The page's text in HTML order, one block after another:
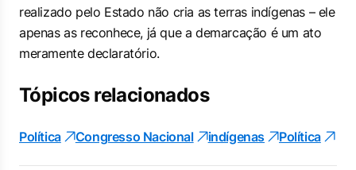
realizado pelo Estado não cria as terras indígenas – ele
apenas as reconhece, já que a demarcação é um ato
meramente declaratório.
Tópicos relacionados
Política Congresso Nacional indígenas Política